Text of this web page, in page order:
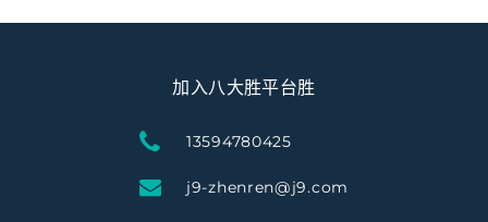
加入八大胜平台胜
13594780425
j9-zhenren@j9.com